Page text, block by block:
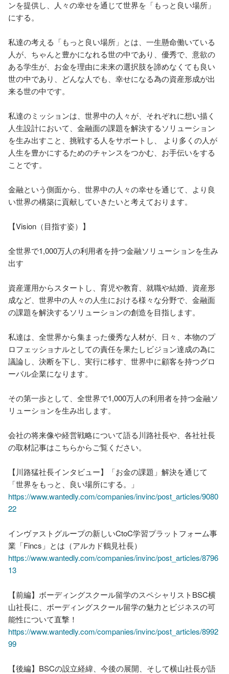
ンを提供し、人々の幸せを通じて世界を「もっと良い場所」
にする。
私達の考える「もっと良い場所」とは、一生懸命働いている
人が、ちゃんと豊かになれる世の中であり、優秀で、意欲の
ある学生が、お金を理由に未来の選択肢を諦めなくても良い
世の中であり、どんな人でも、幸せになる為の資産形成が出
来る世の中です。
私達のミッションは、世界中の人々が、それぞれに想い描く
人生設計において、金融面の課題を解決するソリューション
を生み出すこと、挑戦する人をサポートし、 より多くの人が
人生を豊かにするためのチャンスをつかむ、お手伝いをする
ことです。
金融という側面から、世界中の人々の幸せを通じて、より良
い世界の構築に貢献していきたいと考えております。
【Vision（目指す姿）】
全世界で1,000万人の利用者を持つ金融ソリューションを生み
出す
資産運用からスタートし、育児や教育、就職や結婚、資産形
成など、世界中の人々の人生における様々な分野で、金融面
の課題を解決するソリューションの創造を目指します。
私達は、全世界から集まった優秀な人材が、日々、本物のプ
ロフェッショナルとしての責任を果たしビジョン達成の為に
議論し、決断を下し、実行に移す、世界中に顧客を持つグロ
ーバル企業になります。
その第一歩として、全世界で1,000万人の利用者を持つ金融ソ
リューションを生み出します。
会社の将来像や経営戦略について語る川路社長や、各社社長
の取材記事はこちらからご覧ください。
【川路猛社長インタビュー】「お金の課題」解決を通じて
https://www.wantedly.com/companies/invinc/post_articles/9080
22
インヴァストグループの新しいCtoC学習プラットフォーム事
https://www.wantedly.com/companies/invinc/post_articles/8796
13
【前編】ボーディングスクール留学のスペシャリストBSC横
山社長に、ボーディングスクール留学の魅力とビジネスの可
https://www.wantedly.com/companies/invinc/post_articles/8992
99
【後編】BSCの設立経緯、今後の展開、そして横山社長が語